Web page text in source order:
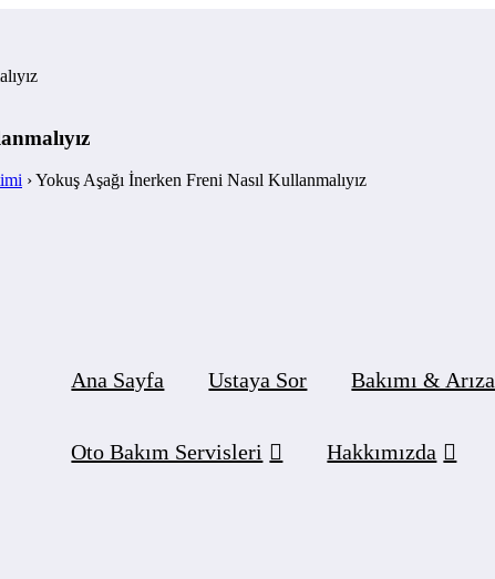
Ana Sayfa Ustaya Sor Bakımı & Arıza
Oto Bakım Servisleri Hakkımızda
›Yokuş Aşağı İnerken Freni Nasıl Kullanmalıyız